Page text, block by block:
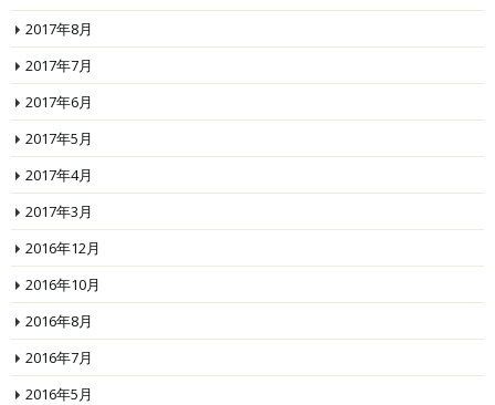
2017年8月
2017年7月
2017年6月
2017年5月
2017年4月
2017年3月
2016年12月
2016年10月
2016年8月
2016年7月
2016年5月